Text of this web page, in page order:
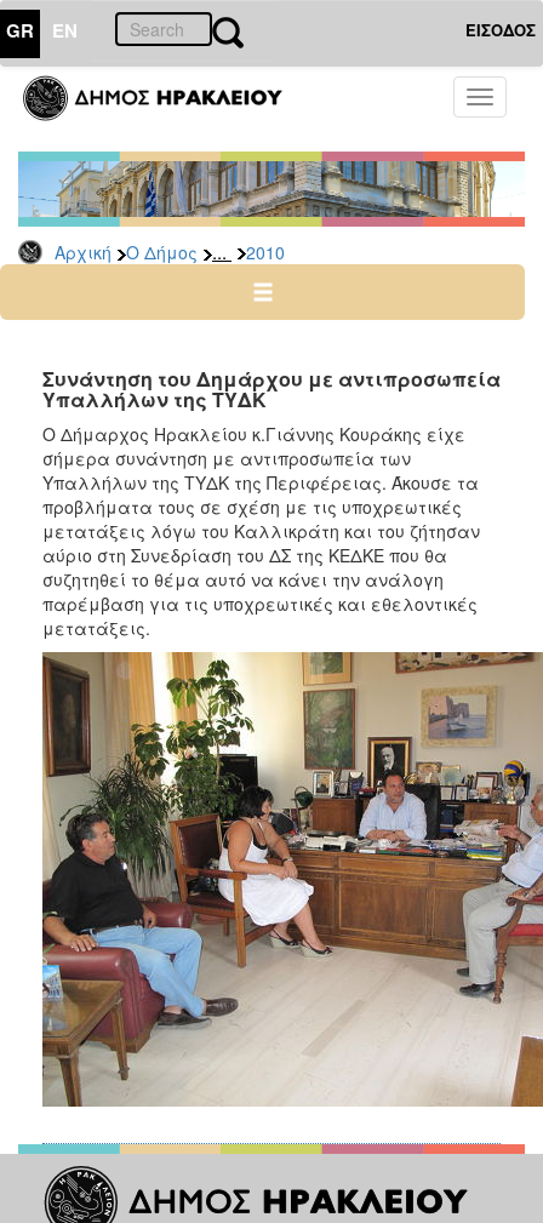
GR EN ΕΙΣΟΔΟΣ
Toggle
Αρχική Ο Δήμος ... 2010
ΔΗΜΟΣ
Δελτία
Τύπου
Αρχείο
2026
2024
2022
2021
2020
2019
2018
2017
2016
2015
2012
2011
2010
2006
ΤΟΠΟΣ
ΠΟΛΙΤΙΣΜΟΣ
ΑΝΘΕΚΤΙΚΗ
Συνάντηση του Δημάρχου με αντιπροσωπεία
Υπαλλήλων της ΤΥΔΚ
Ο Δήμαρχος Ηρακλείου κ.Γιάννης Κουράκης είχε
σήμερα συνάντηση με αντιπροσωπεία των
Υπαλλήλων της ΤΥΔΚ της Περιφέρειας. Άκουσε τα
προβλήματα τους σε σχέση με τις υποχρεωτικές
μετατάξεις λόγω του Καλλικράτη και του ζήτησαν
αύριο στη Συνεδρίαση του ΔΣ της ΚΕΔΚΕ που θα
συζητηθεί το θέμα αυτό να κάνει την ανάλογη
παρέμβαση για τις υποχρεωτικές και εθελοντικές
μετατάξεις.